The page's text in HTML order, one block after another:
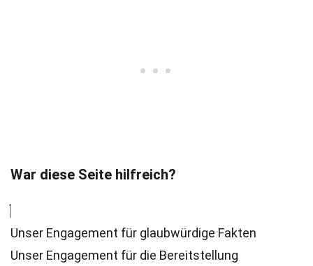
War diese Seite hilfreich?
Unser Engagement für glaubwürdige Fakten
Unser Engagement für die Bereitstellung